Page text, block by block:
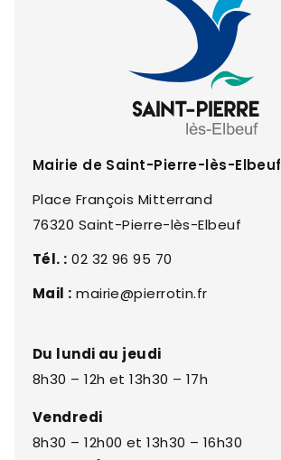
Mairie de Saint-Pierre-lès-Elbeuf
Place François Mitterrand
76320 Saint-Pierre-lès-Elbeuf
Tél. : 02 32 96 95 70
Mail : mairie@pierrotin.fr
Du lundi au jeudi
8h30 – 12h et 13h30 – 17h
Vendredi
8h30 – 12h00 et 13h30 – 16h30